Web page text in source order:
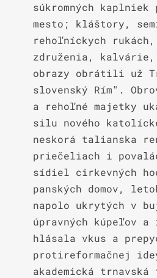
súkromných
mesto; kláštory,
rehoľníckych
združenia, kalvárie,
obrazy obrátili už
slovenský Rím".
a rehoľné majetky
silu nového
neskorá talianska
priečeliach i
sídiel cirkevných
panských domov,
napolo ukrytých v
úpravných kúpeľov
hlásala vkus a
protireformačnej
akademická